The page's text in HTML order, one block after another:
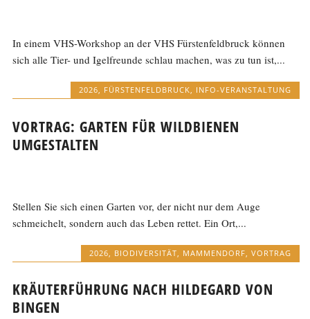
In einem VHS-Workshop an der VHS Fürstenfeldbruck können
sich alle Tier- und Igelfreunde schlau machen, was zu tun ist,...
2026, FÜRSTENFELDBRUCK, INFO-VERANSTALTUNG
VORTRAG: GARTEN FÜR WILDBIENEN
UMGESTALTEN
Stellen Sie sich einen Garten vor, der nicht nur dem Auge
schmeichelt, sondern auch das Leben rettet. Ein Ort,...
2026 BIODIVERSITÄT MAMMENDORF VORTRAG
KRÄUTERFÜHRUNG NACH HILDEGARD VON
BINGEN